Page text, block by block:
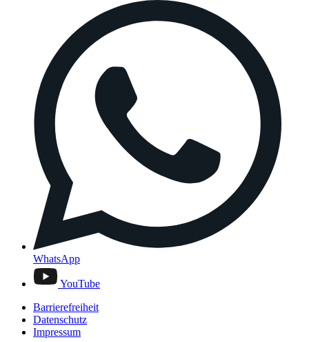
WhatsApp
YouTube
Barrierefreiheit
Datenschutz
Impressum